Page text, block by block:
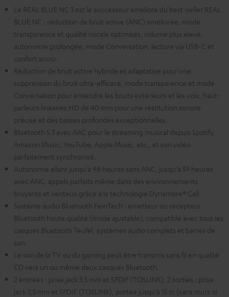
Le REAL BLUE NC 3 est le successeur amélioré du best-seller REAL
BLUE NC : réduction de bruit active (ANC) améliorée, mode
transparence et qualité vocale optimisés, volume plus élevé,
autonomie prolongée, mode Conversation, lecture via USB-C et
confort accru.
Réduction de bruit active hybride et adaptative pour une
suppression du bruit ultra-efficace, mode transparence et mode
Conversation pour entendre les bruits extérieurs et les voix, haut-
parleurs linéaires HD de 40 mm pour une restitution sonore
précise et des basses profondes exceptionnelles.
Bluetooth 5.3 avec AAC pour le streaming musical depuis Spotify,
Amazon Music, YouTube, Apple Music, etc., et son vidéo
parfaitement synchronisé.
Autonomie allant jusqu'à 98 heures sans ANC, jusqu'à 59 heures
avec ANC, appels parfaits même dans des environnements
bruyants et venteux grâce à la technologie Dynamore® Call.
Système audio Bluetooth FeinTech : émetteur ou récepteur
Bluetooth haute qualité (mode ajustable), compatible avec tous les
casques Bluetooth Teufel, systèmes audio complets et barres de
son.
Le son de la TV ou du gaming peut être transmis sans fil en qualité
CD vers un ou même deux casques Bluetooth.
2 entrées : prise jack 3,5 mm et SPDIF (TOSLINK), 2 sorties : prise
jack 3,5 mm et SPDIF (TOSLINK), portée jusqu’à 15 m (sans murs ni